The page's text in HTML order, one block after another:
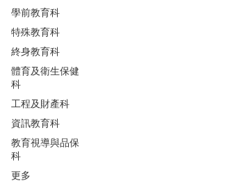
學前教育科
特殊教育科
終身教育科
體育及衛生保健
科
工程及財產科
資訊教育科
教育視導與品保
科
更多